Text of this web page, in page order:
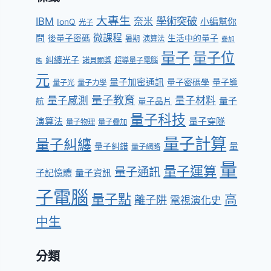
鍵
字:
IBM IonQ 光子 大專生 奈米 學術突破 小編幫你
問 後量子密碼 微課程 暑期 演算法 生活中的量子 疊加
態 糾纏光子 諾貝爾獎 超導量子電腦 量子 量子位
元 量子光 量子力學 量子加密通訊 量子密碼學 量子導
航 量子感測 量子教育 量子晶片 量子材料 量子
演算法 量子物理 量子疊加 量子科技 量子穿隧
量子糾纏 量子糾錯 量子網路 量子計算 量
子記憶體 量子資訊 量子通訊 量子運算 量
子電腦 量子點 離子阱 電視演化史 高
中生
分類